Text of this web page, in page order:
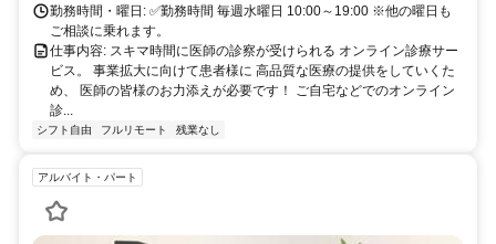
勤務時間・曜日: ✅勤務時間 毎週水曜日 10:00～19:00 ※他の曜日も
ご相談に乗れます。
仕事内容: スキマ時間に医師の診察が受けられる オンライン診療サー
ビス。 事業拡大に向けて患者様に 高品質な医療の提供をしていくた
め、 医師の皆様のお力添えが必要です！ ご自宅などでのオンライン
診...
シフト自由 フルリモート 残業なし
アルバイト・パート